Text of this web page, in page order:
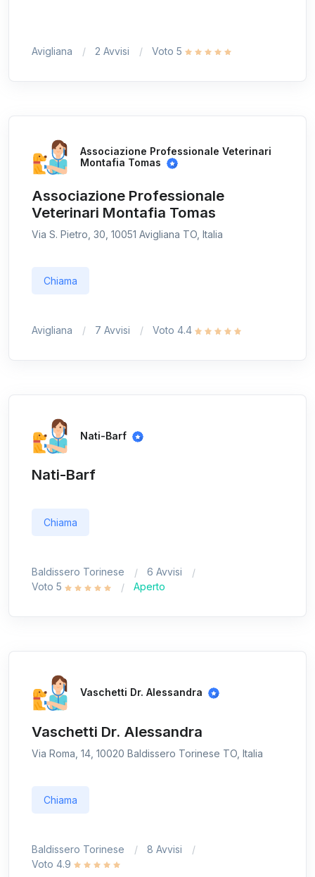
Avigliana 2 Avvisi Voto 5
Associazione Professionale Veterinari
Montafia Tomas
Associazione Professionale
Veterinari Montafia Tomas
Via S. Pietro, 30, 10051 Avigliana TO, Italia
Chiama
Avigliana 7 Avvisi Voto 4.4
Nati-Barf
Nati-Barf
Chiama
Baldissero Torinese
6 Avvisi
Voto 5
Aperto
Vaschetti Dr. Alessandra
Vaschetti Dr. Alessandra
Via Roma, 14, 10020 Baldissero Torinese TO, Italia
Chiama
Baldissero Torinese
8 Avvisi
Voto 4.9